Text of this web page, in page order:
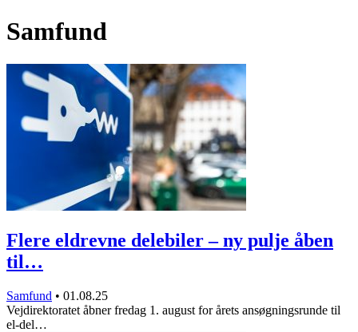
Samfund
Flere eldrevne delebiler – ny pulje åben
til…
Samfund • 01.08.25
Vejdirektoratet åbner fredag 1. august for årets ansøgningsrunde til
el-del…